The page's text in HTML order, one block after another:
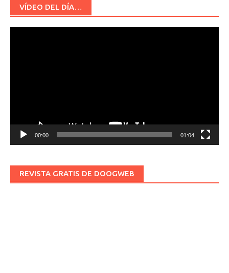
VÍDEO DEL DÍA…
00:00 01:04
REVISTA GRATIS DE DOOGWEB